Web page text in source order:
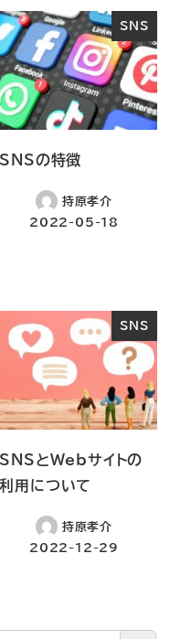
SNS
SNSの特徴
持原孝介
2022-05-18
SNS
SNSとWebサイトの
利用について
持原孝介
2022-12-29